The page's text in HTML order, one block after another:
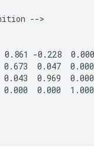
-->
-0.228
0.047
0.969
0.000